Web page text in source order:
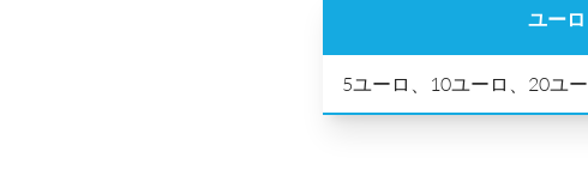
ユー
5ユーロ、10ユーロ、20ユ